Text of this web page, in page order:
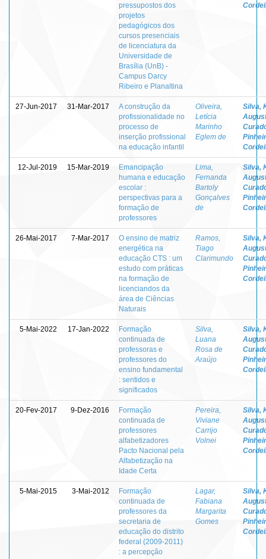
pressupostos dos
projetos
pedagógicos dos
cursos presenciais
de licenciatura da
Universidade de
Brasília (UnB) -
Campus Darcy
Ribeiro e Planaltina
27-Jun-2017 31-Mar-2017
A construção da
profissionalidade no
processo de
inserção profissional
na educação infantil
Oliveira,
Letícia
Marinho
Eglem de
Silva,
12-Jul-2019 15-Mar-2019
Emancipação
humana e educação
escolar :
perspectivas para a
formação de
professores
Lima,
Fernanda
Bartoly
Gonçalves
de
Silva,
26-Mai-2017 7-Mar-2017
O ensino de matriz
energética na
educação CTS : um
estudo com práticas
na formação de
licenciandos da
área de Ciências
Naturais
Ramos,
Tiago
Clarimundo
Silva,
5-Mai-2022 17-Jan-2022
Formação
continuada de
professoras e
professores do
ensino fundamental
: sentidos e
significados
Silva,
Luana
Rosa de
Araújo
Silva,
20-Fev-2017 9-Dez-2016
Formação
continuada de
professores
alfabetizadores
Pacto Nacional pela
Alfabetização na
Idade Certa
Pereira,
Viviane
Carrijo
Volnei
Silva,
5-Mai-2015 3-Mai-2012
Formação
continuada de
professores da
secretaria de
educação do distrito
federal (2009-2011)
: a percepção
Lagar,
Fabiana
Margarita
Gomes
Silva,